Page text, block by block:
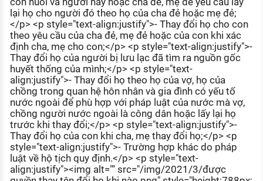
lại họ cho người đó theo họ của cha đẻ hoặc mẹ đẻ;
</p> <p style="text-align:justify">- Thay đổi họ cho con
theo yêu cầu của cha đẻ, mẹ đẻ hoặc của con khi xác
định cha, mẹ cho con;</p> <p style="text-align:justify">-
Thay đổi họ của người bị lưu lạc đã tìm ra nguồn gốc
huyết thống của mình;</p> <p style="text-
align:justify">- Thay đổi họ theo họ của vợ, họ của
chồng trong quan hệ hôn nhân và gia đình có yếu tố
nước ngoài để phù hợp với pháp luật của nước mà vợ,
chồng người nước ngoài là công dân hoặc lấy lại họ
trước khi thay đổi;</p> <p style="text-align:justify">-
Thay đổi họ của con khi cha, mẹ thay đổi họ;</p> <p
style="text-align:justify">- Trường hợp khác do pháp
luật về hộ tịch quy định.</p> <p style="text-
align:justify"><img alt="" src="/img/2021/3/được